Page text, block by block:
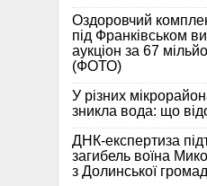
Оздоровчий
під Франківськом
аукціон за 67
(ФОТО)
У різних
зникла вода: що
ДНК-експертиза
загибель воїна
з Долинської